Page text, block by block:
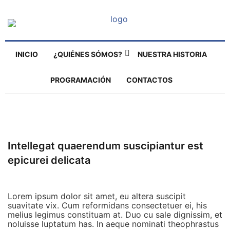
INICIO ¿QUIÉNES SÓMOS? NUESTRA HISTORIA
PROGRAMACIÓN CONTACTOS
Intellegat quaerendum suscipiantur est
epicurei delicata
Lorem ipsum dolor sit amet, eu altera suscipit
suavitate vix. Cum reformidans consectetuer ei, his
melius legimus constituam at. Duo cu sale dignissim, et
noluisse luptatum has. In aeque nominati theophrastus